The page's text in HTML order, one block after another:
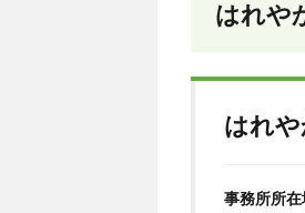
はれや
はれ
事務所所在